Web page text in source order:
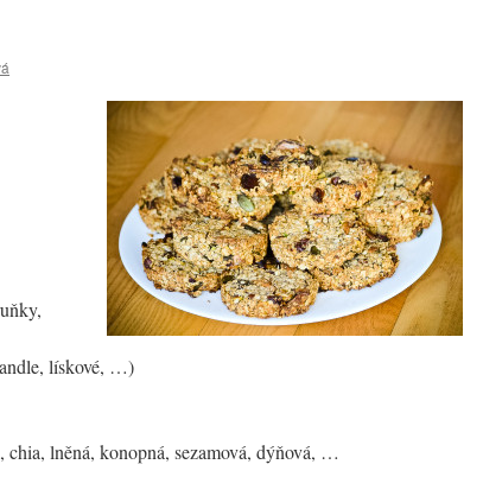
lískové, …)
chia, lněná, konopná, sezamová, dýňová, …